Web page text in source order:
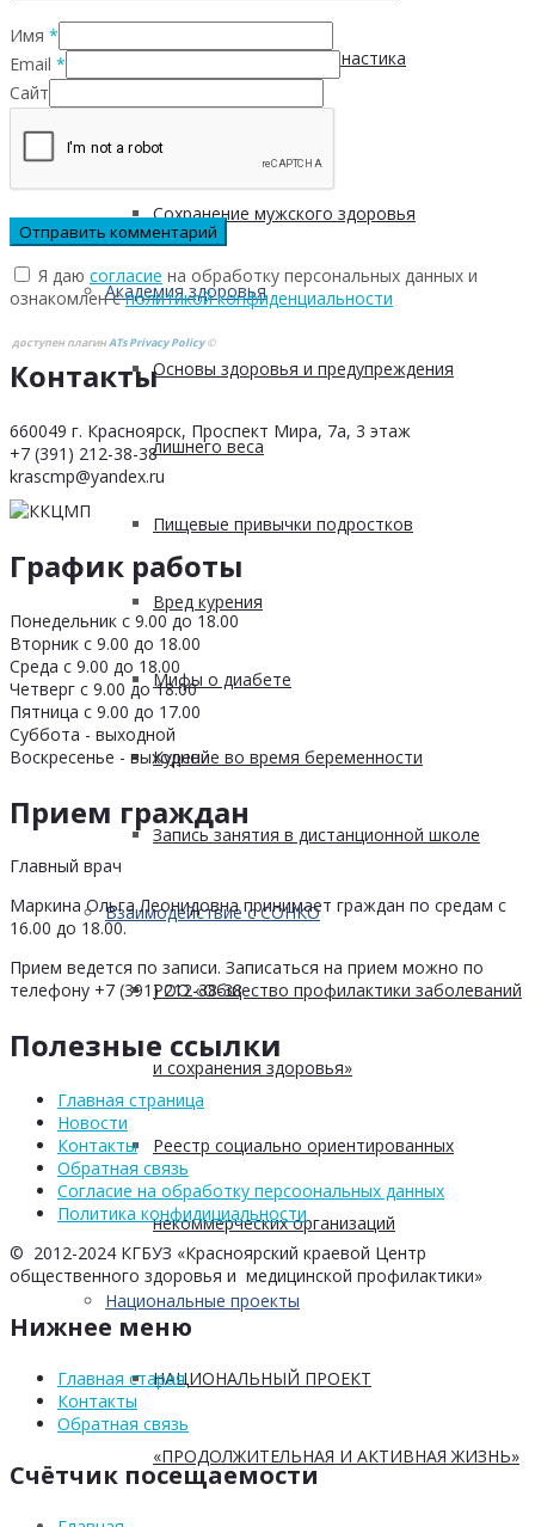
Производственная гимнастика
Сохранение мужского здоровья
Академия здоровья
Основы здоровья и предупреждения
лишнего веса
Пищевые привычки подростков
Вред курения
Мифы о диабете
Курение во время беременности
Запись занятия в дистанционной школе
Взаимодействие с СОНКО
РОО «Общество профилактики заболеваний
и сохранения здоровья»
Реестр социально ориентированных
некоммерческих организаций
Национальные проекты
НАЦИОНАЛЬНЫЙ ПРОЕКТ
«ПРОДОЛЖИТЕЛЬНАЯ И АКТИВНАЯ ЖИЗНЬ»
Имя *
Email *
Сайт
Я даю согласие на обработку персональных данных и
ознакомлен сполитикой конфиденциальности
доступен плагинATs Privacy Policy©
Контакты
660049 г. Красноярск, Проспект Мира, 7а, 3 этаж
+7 (391) 212-38-38
krascmp@yandex.ru
График работы
Понедельник с 9.00 до 18.00
Вторник с 9.00 до 18.00
Среда с 9.00 до 18.00
Четверг с 9.00 до 18.00
Пятница с 9.00 до 17.00
Суббота - выходной
Воскресенье - выходной
Прием граждан
Главный врач
Маркина Ольга Леонидовна принимает граждан по средам с
16.00 до 18.00.
Прием ведется по записи. Записаться на прием можно по
телефону +7 (391) 212-38-38
Полезные ссылки
Главная страница
Новости
Контакты
Обратная связь
Согласие на обработку персоональных данных
Политика конфидициальности
© 2012-2024 КГБУЗ «Красноярский краевой Центр
общественного здоровья и медицинской профилактики»
Нижнее меню
Главная старая
Контакты
Обратная связь
Счётчик посещаемости